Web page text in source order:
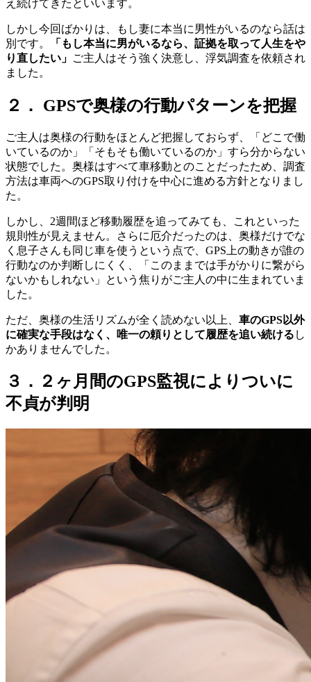
え続けてきたといいます。
しかし今回ばかりは
もし妻に本当に男性がいるのなら話は
別です。 「もし本当に男がいるなら、 証拠を取って人生をや
り直したい」 ご主人はそう強く決意し
浮気調査を依頼され
ました 。
２． GPSで奥様の行動パターンを把握
ご主人は奥様の行動をほとんど把握しておらず
「どこで働
いているのか」「そもそも働いているのか」すら分からない
状態でした 。 奥様はすべて車移動とのことだったため
調査
方法は車両へのGPS取り付けを中心に進める方針となりまし
た 。
しかし 2週間ほど移動履歴を追ってみても
これといった
規則性が見えません。 さらに厄介だったのは
奥様だけでな
く息子さんも同じ車を使うという点で、 GPS上の動きが誰の
行動なのか判断しにくく
「このままでは手がかりに繋がら
ないかもしれない」という焦りがご主人の中に生まれていま
した 。
ただ 奥様の生活リズムが全く読めない以上
車のGPS以外
に確実な手段はなく 、 唯一の頼りとして履歴を追い続ける し
かありませんでした 。
３．２ヶ月間のGPS監視によりついに
不貞が判明